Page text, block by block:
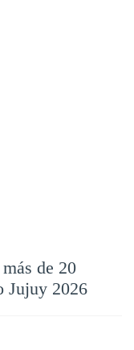
de 20
Jujuy 2026